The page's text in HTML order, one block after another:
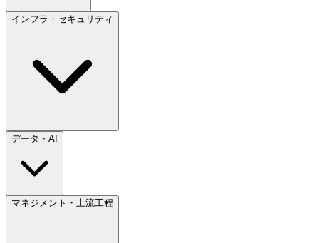
インフラ・セキュリティ
データ・AI
マネジメント・上流工程